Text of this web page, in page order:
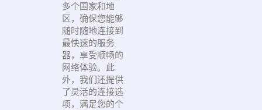
多个国家和地
区，确保您能够
随时随地连接到
最快速的服务
器，享受顺畅的
网络体验。此
外，我们还提供
了灵活的连接选
项，满足您的个